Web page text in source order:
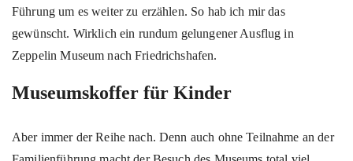
Führung um es weiter zu erzählen. So hab ich mir das
gewünscht. Wirklich ein rundum gelungener Ausflug in
Zeppelin Museum nach Friedrichshafen.
Museumskoffer für Kinder
Aber immer der Reihe nach. Denn auch ohne Teilnahme an der